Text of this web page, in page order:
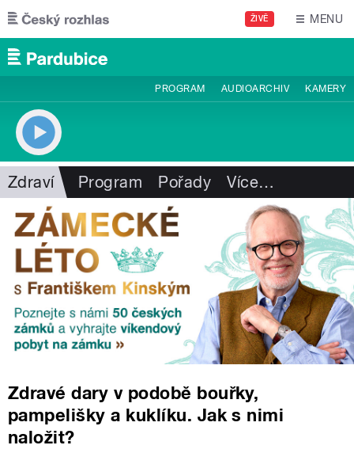
Přejít k hlavnímu obsahu
ŽIVĚ MENU
PROGRAM AUDIOARCHIV KAMERY
Zdraví Program Pořady Více…
Zdravé dary v podobě bouřky,
pampelišky a kuklíku. Jak s nimi
naložit?